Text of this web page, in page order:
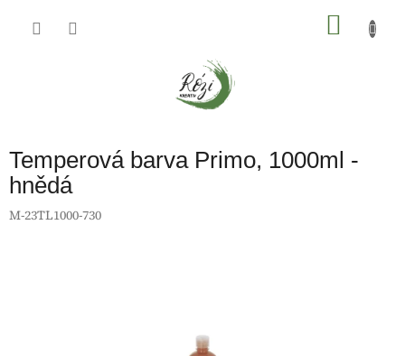
Temperová barva Primo, 1000ml -
hnědá
M-23TL1000-730